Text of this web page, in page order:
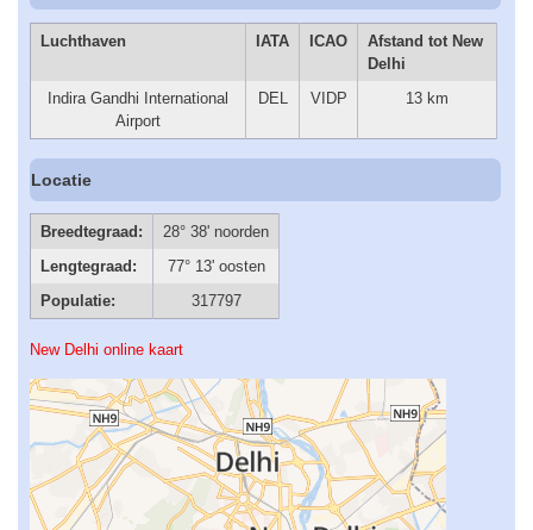
Luchthaven IATA ICAO
Afstand tot New
Delhi
Indira Gandhi International
Airport
DEL VIDP 13 km
Locatie
Breedtegraad:
28° 38' noorden
Lengtegraad:
77° 13' oosten
Populatie:
317797
New Delhi online kaart